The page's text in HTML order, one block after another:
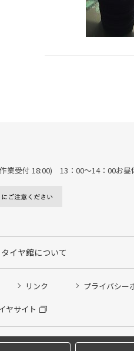
業受付 18:00) 13：00～14：00お昼
タイヤ館について
リンク プライバシー
ヤサイト
/オイル交換/その他ピット作業の予約
※タイヤ履き替えを希望のクローク
ローク契約会員の方はご利用いただ